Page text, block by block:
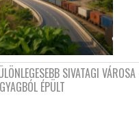
SIVATAGI
ÉPÜLT